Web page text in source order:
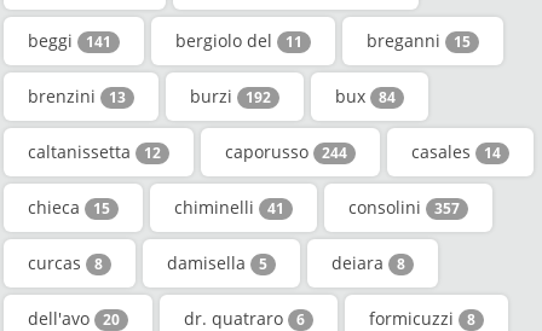
beggi 141 bergiolo del 11 breganni 15
brenzini 13 burzi 192 bux 84
caltanissetta 12 caporusso 244 casales 14
chieca 15 chiminelli 41 consolini 357
curcas 8 damisella 5 deiara 8
dell'avo 20 dr. quatraro 6 formicuzzi 8